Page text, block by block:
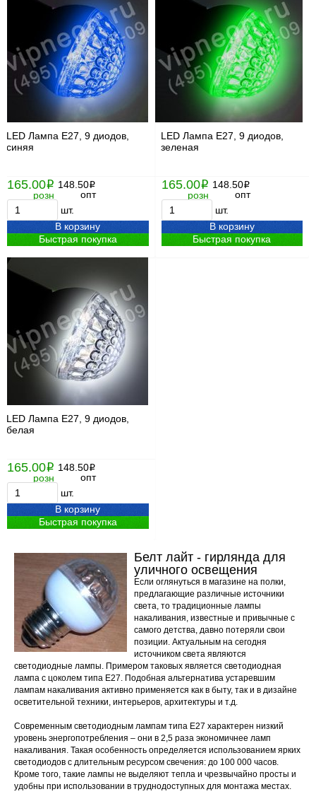
LED Лампа Е27, 9 диодов,
синяя
165.00i
розн
148.50i
опт
шт.
В корзину
Быстрая покупка
LED Лампа Е27, 9 диодов,
зеленая
165.00i
розн
148.50i
опт
шт.
В корзину
Быстрая покупка
LED Лампа Е27, 9 диодов,
белая
165.00i
розн
148.50i
опт
шт.
В корзину
Быстрая покупка
Белт лайт - гирлянда для
уличного освещения
Если оглянуться в магазине на полки,
предлагающие различные источники
света, то традиционные лампы
накаливания, известные и привычные с
самого детства, давно потеряли свои
позиции. Актуальным на сегодня
источником света являются
светодиодные лампы. Примером таковых является светодиодная
лампа с цоколем типа Е27. Подобная альтернатива устаревшим
лампам накаливания активно применяется как в быту, так и в дизайне
осветительной техники, интерьеров, архитектуры и т.д.
Современным светодиодным лампам типа Е27 характерен низкий
уровень энергопотребления – они в 2,5 раза экономичнее ламп
накаливания. Такая особенность определяется использованием ярких
светодиодов с длительным ресурсом свечения: до 100 000 часов.
Кроме того, такие лампы не выделяют тепла и чрезвычайно просты и
удобны при использовании в труднодоступных для монтажа местах.